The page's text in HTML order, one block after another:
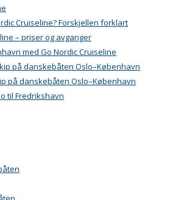
Cruiseline? Forskjellen forklart
– priser og avganger
med Go Nordic Cruiseline
på danskebåten Oslo–København
på danskebåten Oslo–København
til Fredrikshavn